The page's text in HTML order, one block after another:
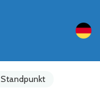
Standpunkt